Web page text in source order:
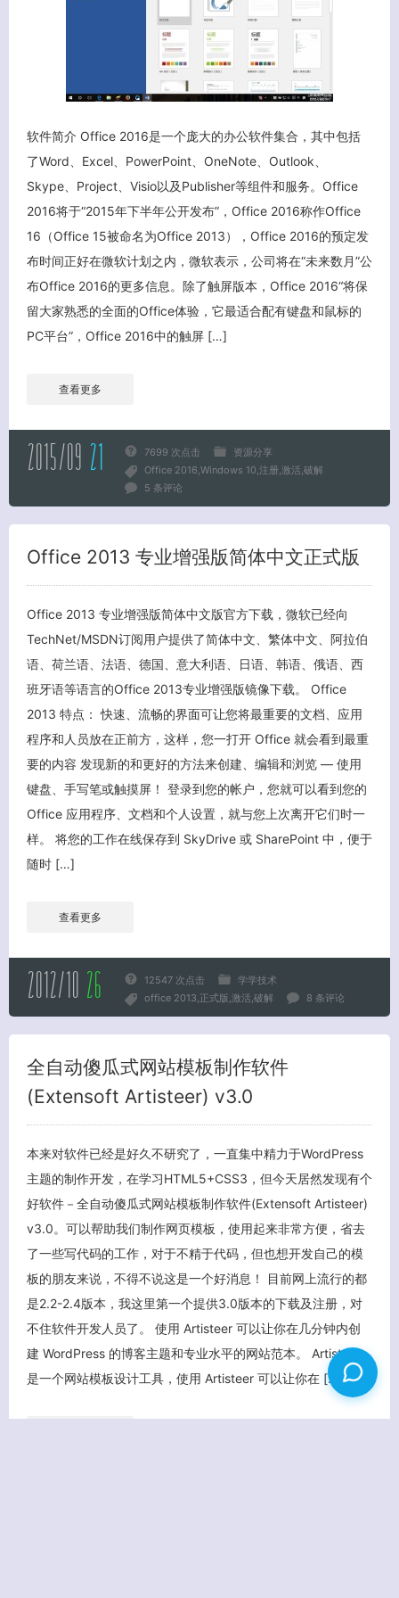
软件简介 Office 2016是一个庞大的办公软件集合，其中包括
了Word、Excel、PowerPoint、OneNote、Outlook、
Skype、Project、Visio以及Publisher等组件和服务。Office
2016将于“2015年下半年公开发布”，Office 2016称作Office
16（Office 15被命名为Office 2013），Office 2016的预定发
布时间正好在微软计划之内，微软表示，公司将在“未来数月”公
布Office 2016的更多信息。除了触屏版本，Office 2016“将保
留大家熟悉的全面的Office体验，它最适合配有键盘和鼠标的
PC平台”，Office 2016中的触屏 […]
查看更多
2015/09 21 7699 次点击
资源分享
Office 2016 Windows 10 注册 激活 破解
5 条评论
Office 2013 专业增强版简体中文正式版
Office 2013 专业增强版简体中文版官方下载，微软已经向
TechNet/MSDN订阅用户提供了简体中文、繁体中文、阿拉伯
语、荷兰语、法语、德国、意大利语、日语、韩语、俄语、西
班牙语等语言的Office 2013专业增强版镜像下载。 Office
2013 特点： 快速、流畅的界面可让您将最重要的文档、应用
程序和人员放在正前方，这样，您一打开 Office 就会看到最重
要的内容 发现新的和更好的方法来创建、编辑和浏览 — 使用
键盘、手写笔或触摸屏！ 登录到您的帐户，您就可以看到您的
Office 应用程序、文档和个人设置，就与您上次离开它们时一
样。 将您的工作在线保存到 SkyDrive 或 SharePoint 中，便于
随时 […]
查看更多
2012/10 26 12547 次点击
学学技术
office 2013 正式版 激活 破解 8 条评论
全自动傻瓜式网站模板制作软件
(Extensoft Artisteer) v3.0
本来对软件已经是好久不研究了，一直集中精力于WordPress
主题的制作开发，在学习HTML5+CSS3，但今天居然发现有个
好软件－全自动傻瓜式网站模板制作软件(Extensoft Artisteer)
v3.0。可以帮助我们制作网页模板，使用起来非常方便，省去
了一些写代码的工作，对于不精于代码，但也想开发自己的模
板的朋友来说，不得不说这是一个好消息！ 目前网上流行的都
是2.2-2.4版本，我这里第一个提供3.0版本的下载及注册，对
不住软件开发人员了。 使用 Artisteer 可以让你在几分钟内创
建 WordPress 的博客主题和专业水平的网站范本。 Artisteer
是一个网站模板设计工具，使用 Artisteer 可以让你在 […]
关闭弹窗